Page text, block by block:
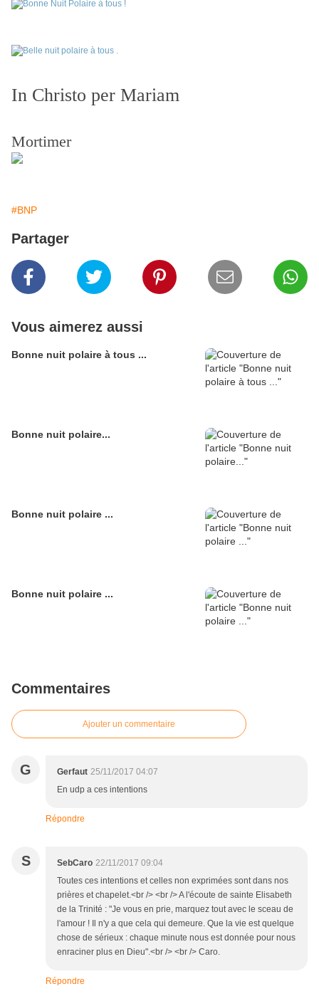
In Christo per Mariam
Mortimer
#BNP
Partager
Vous aimerez aussi
Bonne nuit polaire à tous ...
Bonne nuit polaire...
Bonne nuit polaire ...
Bonne nuit polaire ...
Commentaires
Ajouter un commentaire
G Gerfaut 25/11/2017 04:07
En udp a ces intentions
Répondre
S SebCaro 22/11/2017 09:04
Toutes ces intentions et celles non exprimées sont dans nos
prières et chapelet.<br /> <br /> A l'écoute de sainte Elisabeth
de la Trinité : "Je vous en prie, marquez tout avec le sceau de
l'amour ! Il n'y a que cela qui demeure. Que la vie est quelque
chose de sérieux : chaque minute nous est donnée pour nous
enraciner plus en Dieu".<br /> <br /> Caro.
Répondre